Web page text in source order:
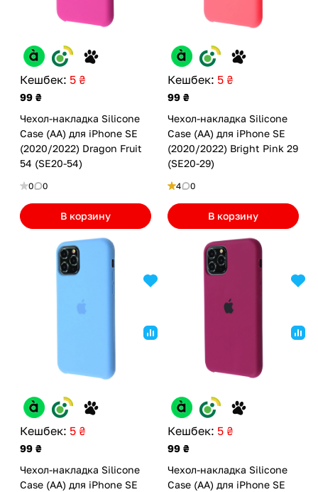
Кешбек: 5 ₴
99 ₴
Чехол-накладка Silicone
Case (AA) для iPhone SE
(2020/2022) Dragon Fruit
54 (SE20-54)
0 0
В корзину
Кешбек: 5 ₴
99 ₴
Чехол-накладка Silicone
Case (AA) для iPhone SE
(2020/2022) Bright Pink 29
(SE20-29)
4 0
В корзину
Кешбек: 5 ₴
99 ₴
Чехол-накладка Silicone
Case (AA) для iPhone SE
Кешбек: 5 ₴
99 ₴
Чехол-накладка Silicone
Case (AA) для iPhone SE